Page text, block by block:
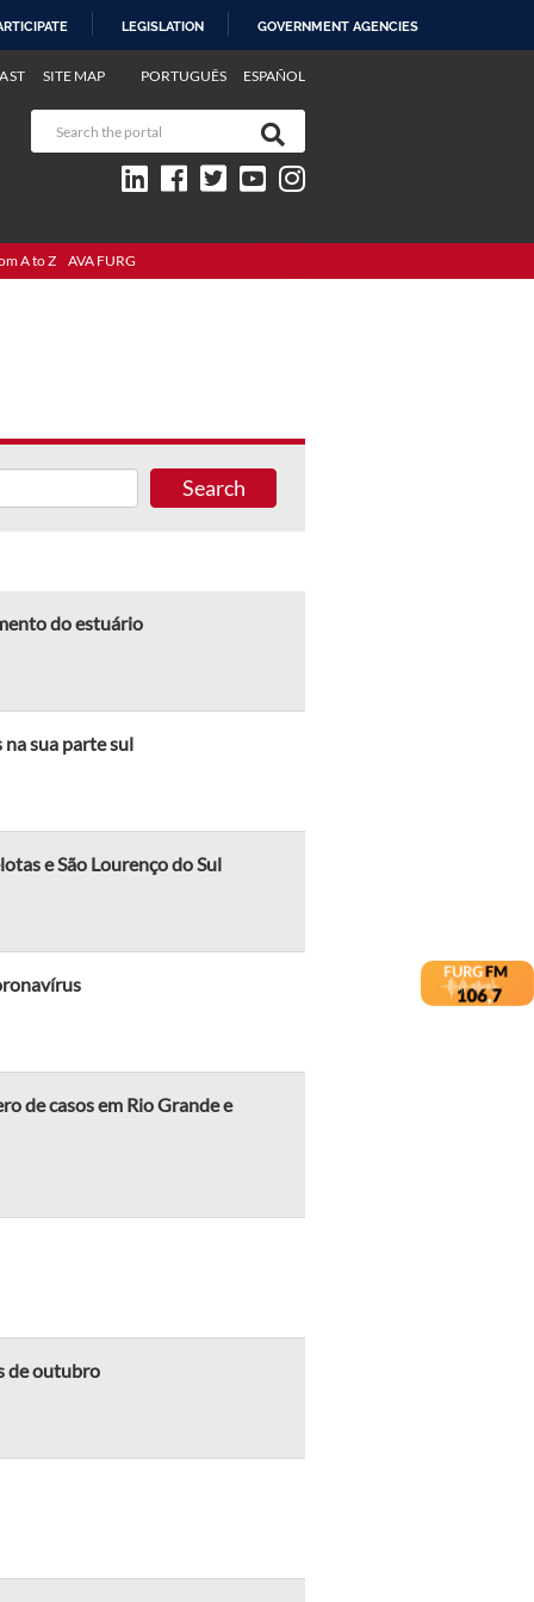
LEGISLATION GOVERNMENT AGENCIES
PORTUGUÊS ESPAÑOL
SITE MAP
A to Z AVA FURG
Search
do estuário
sua parte sul
e São Lourenço do Sul
de casos em Rio Grande e
de outubro